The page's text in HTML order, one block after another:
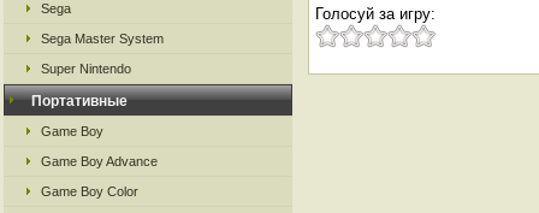
Sega
Sega Master System
Super Nintendo
Портативные
Game Boy
Game Boy Advance
Game Boy Color
Голосуй за игру: